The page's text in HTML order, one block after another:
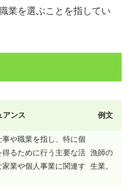
業を選ぶことを指してい
アンス 例文
や職業を指し、特に個
得るために行う主要な活
業や個人事業に関連す
漁師の
生業。